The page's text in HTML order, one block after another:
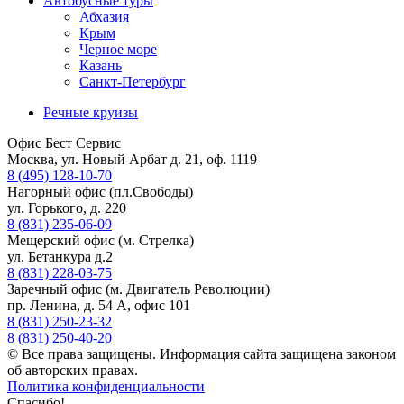
Абхазия
Крым
Черное море
Казань
Санкт-Петербург
Речные круизы
Офис Бест Сервис
Москва, ул. Новый Арбат д. 21, оф. 1119
8 (495) 128-10-70
Нагорный офис (пл.Свободы)
ул. Горького, д. 220
8 (831) 235-06-09
Мещерский офис (м. Стрелка)
ул. Бетанкура д.2
8 (831) 228-03-75
Заречный офис (м. Двигатель Революции)
пр. Ленина, д. 54 А, офис 101
8 (831) 250-23-32
8 (831) 250-40-20
© Все права защищены. Информация сайта защищена законом
об авторских правах.
Политика конфиденциальности